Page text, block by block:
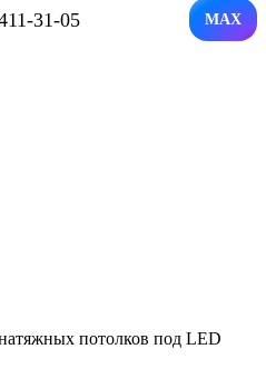
31-05 MAX
потолков под LED